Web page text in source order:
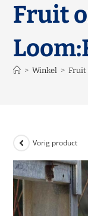
Fruit
> Winkel > Fruit
Vorig product